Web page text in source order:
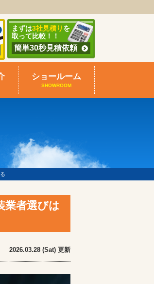
まずは3社見積り を
取って比較！！
簡単30秒見積依頼
ショールーム
SHOWROOM
業者選びは
2026.03.28 (Sat) 更新